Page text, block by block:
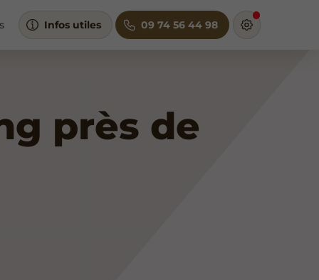
Infos utiles 09 74 56 44 98
près de